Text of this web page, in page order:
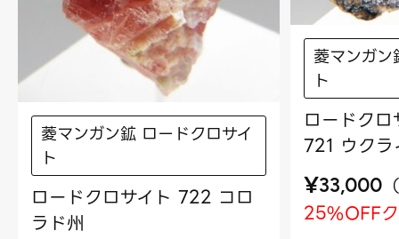
菱マンガン鉱 ロードクロサイ
ト
ロードクロサイト 722 コロ
ラド州
菱マンガ
ト
ロードク
721 ウクラ
¥33,000 （
25%OFF